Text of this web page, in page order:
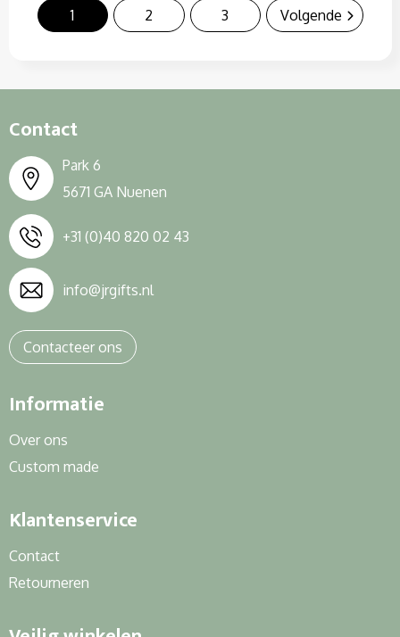
1 2 3 Volgende
Contact
Park 6
5671 GA Nuenen
+31 (0)40 820 02 43
info@jrgifts.nl
Contacteer ons
Informatie
Over ons
Custom made
Klantenservice
Contact
Retourneren